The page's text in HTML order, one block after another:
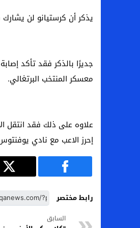
يذكر أن كرستيانو لن
جديرًا بالذكر فقد تأكد
معسكر المنتخب البرتغالي.
إحرز الاعب مع نادي يوفنتوس
رابط مختصر
السابق